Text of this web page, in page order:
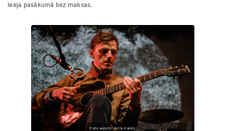
Ieeja pasākumā bez maksas.
Foto autors: Artis Kančs